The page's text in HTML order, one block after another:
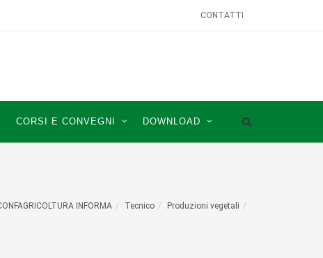
CONTATTI
CORSI E CONVEGNI DOWNLOAD
INFORMA Tecnico Produzioni vegetali